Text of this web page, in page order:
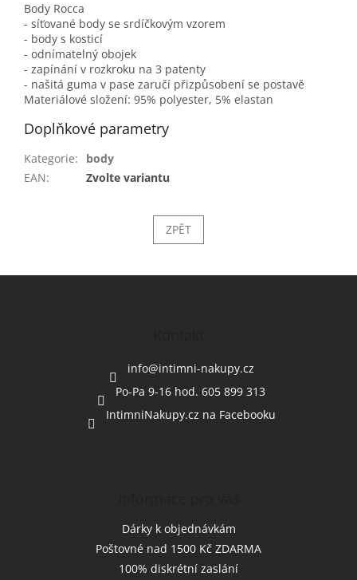
Body Rocca
- síťované body se srdíčkovým vzorem
- body s kosticí
- odnímatelný obojek
- zapínání v rozkroku na 3 patenty
- našitá guma v pase zaručí přizpůsobení se postavě
Materiálové složení: 95% polyester, 5% elastan
Doplňkové parametry
Kategorie:
body
EAN: Zvolte variantu
ZPĚT
info@intimni-nakupy.cz
Po-Pa 9-16 hod. 605 899 313
IntimniNakupy.cz na Facebooku
Dárky k objednávkám
Poštovné nad 1500 Kč ZDARMA
100% diskrétní zaslání